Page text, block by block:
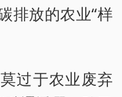
排放的农业“样
过于农业废弃